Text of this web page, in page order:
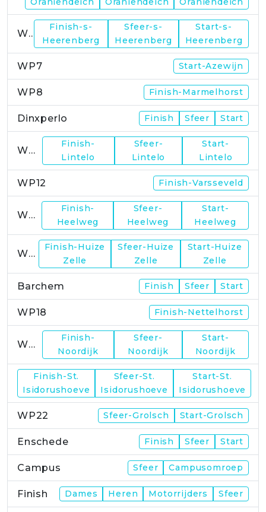
WP6
Finish-s-
Heerenberg
Sfeer-s-
Heerenberg
Start-s-
Heerenberg
WP7 Start-Azewijn
WP8 Finish-Marmelhorst
Dinxperlo Finish Sfeer Start
WP11
Finish-
Lintelo
Sfeer-
Lintelo
Start-
Lintelo
WP12 Finish-Varsseveld
WP13
Finish-
Heelweg
Sfeer-
Heelweg
Start-
Heelweg
WP15
Finish-Huize
Zelle
Sfeer-Huize
Zelle
Start-Huize
Zelle
Barchem Finish Sfeer Start
WP18 Finish-Nettelhorst
WP19
Finish-
Noordijk
Sfeer-
Noordijk
Start-
Noordijk
Finish-St.
Isidorushoeve
Sfeer-St.
Isidorushoeve
Start-St.
Isidorushoeve
WP22 Sfeer-Grolsch Start-Grolsch
Enschede Finish Sfeer Start
Campus Sfeer Campusomroep
Finish Dames Heren Motorrijders Sfeer